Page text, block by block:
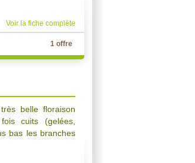
Voir la fiche complète
1 offre
belle floraison
cuits (gelées,
bas les branches